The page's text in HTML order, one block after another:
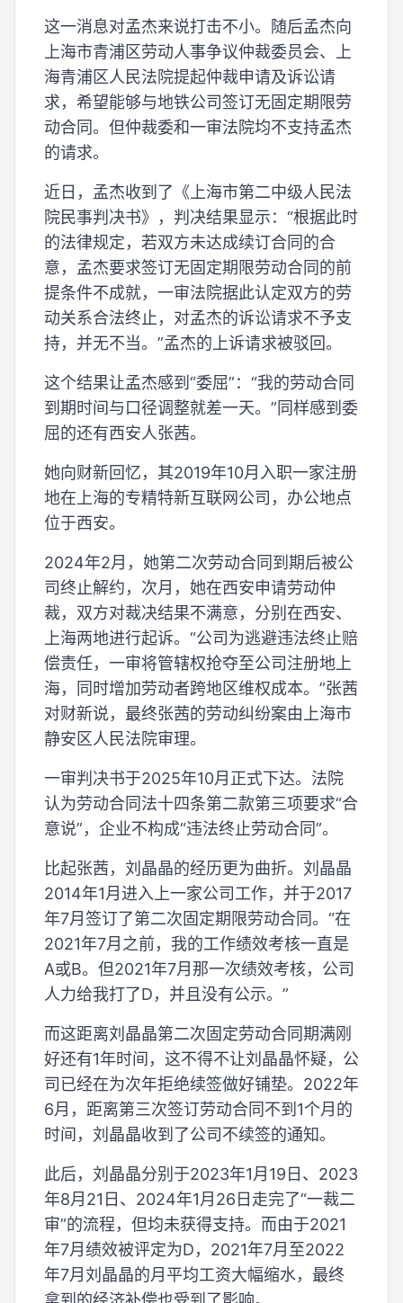
这一消息对孟杰来说打击不小。随后孟杰向
上海市青浦区劳动人事争议仲裁委员会、上
海青浦区人民法院提起仲裁申请及诉讼请
求，希望能够与地铁公司签订无固定期限劳
动合同。但仲裁委和一审法院均不支持孟杰
的请求。
近日，孟杰收到了《上海市第二中级人民法
院民事判决书》，判决结果显示：“根据此时
的法律规定，若双方未达成续订合同的合
意，孟杰要求签订无固定期限劳动合同的前
提条件不成就，一审法院据此认定双方的劳
动关系合法终止，对孟杰的诉讼请求不予支
持，并无不当。”孟杰的上诉请求被驳回。
这个结果让孟杰感到“委屈”：“我的劳动合同
到期时间与口径调整就差一天。”同样感到委
屈的还有西安人张茜。
她向财新回忆，其2019年10月入职一家注册
地在上海的专精特新互联网公司，办公地点
位于西安。
2024年2月，她第二次劳动合同到期后被公
司终止解约，次月，她在西安申请劳动仲
裁，双方对裁决结果不满意，分别在西安、
上海两地进行起诉。“公司为逃避违法终止赔
偿责任，一审将管辖权抢夺至公司注册地上
海，同时增加劳动者跨地区维权成本。”张茜
对财新说，最终张茜的劳动纠纷案由上海市
静安区人民法院审理。
一审判决书于2025年10月正式下达。法院
认为劳动合同法十四条第二款第三项要求“合
意说”，企业不构成“违法终止劳动合同”。
比起张茜，刘晶晶的经历更为曲折。刘晶晶
2014年1月进入上一家公司工作，并于2017
年7月签订了第二次固定期限劳动合同。“在
2021年7月之前，我的工作绩效考核一直是
A或B。但2021年7月那一次绩效考核，公司
人力给我打了D，并且没有公示。”
而这距离刘晶晶第二次固定劳动合同期满刚
好还有1年时间，这不得不让刘晶晶怀疑，公
司已经在为次年拒绝续签做好铺垫。2022年
6月，距离第三次签订劳动合同不到1个月的
时间，刘晶晶收到了公司不续签的通知。
此后，刘晶晶分别于2023年1月19日、2023
年8月21日、2024年1月26日走完了“一裁二
审”的流程，但均未获得支持。而由于2021
年7月绩效被评定为D，2021年7月至2022
年7月刘晶晶的月平均工资大幅缩水，最终